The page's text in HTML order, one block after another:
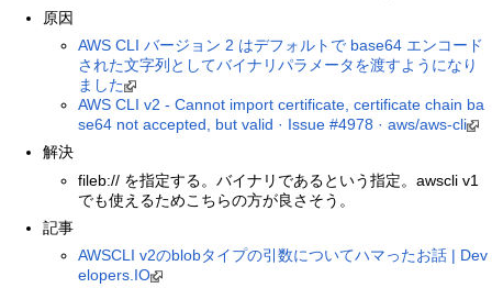
原因
AWS CLI バージョン 2 はデフォルトで base64 エンコード
された文字列としてバイナリパラメータを渡すようになり
ました
AWS CLI v2 - Cannot import certificate, certificate chain ba
se64 not accepted, but valid · Issue #4978 · aws/aws-cli
解決
fileb:// を指定する。バイナリであるという指定。awscli v1
でも使えるためこちらの方が良さそう。
記事
AWSCLI v2のblobタイプの引数についてハマったお話 | Dev
elopers.IO